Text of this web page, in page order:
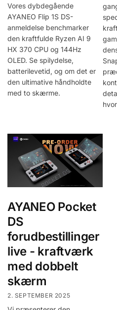
Vores dybdegående
AYANEO Flip 1S DS-
anmeldelse benchmarker
den kraftfulde Ryzen AI 9
HX 370 CPU og 144Hz
OLED. Se spilydelse,
batterilevetid, og om det er
den ultimative håndholdte
med to skærme.
AYANEO Pocket
DS
forudbestillinger
live - kraftværk
med dobbelt
skærm
2. SEPTEMBER 2025